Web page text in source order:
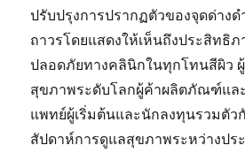
ปรับปรุงการปรากฏตัวของจุดด่าง
ถาวรโดยแสดงให้เห็นถึงประสิทธิ
ปลอดภัยทางคลินิกในทุกโทนสีผิว
สุขภาพระดับโลกผู้ค้าผลิตภัณฑ์แล
แพทย์ผู้เริ่มต้นและนักลงทุนรวมตัว
สัปดาห์การดูแลสุขภาพระหว่างปร